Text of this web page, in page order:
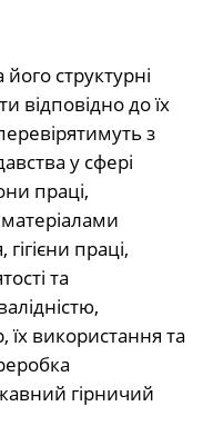
структурні
відповідно до їх
з
у сфері
праці,
праці,
та
їх використання та
гірничий